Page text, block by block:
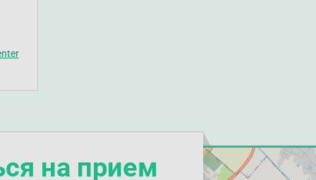
на прием